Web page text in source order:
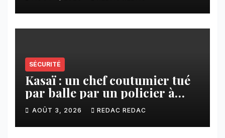
échanges
SÉCURITÉ
Kasaï : un chef coutumier tué
par balle par un policier à
Kamuesha, la tension monte
AOÛT 3, 2026 REDAC REDAC